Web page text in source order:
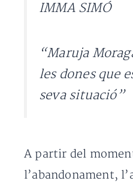
IMMA SIMÓ
“Maruja
les dones que
seva situació”
A partir del
l’abandonament,